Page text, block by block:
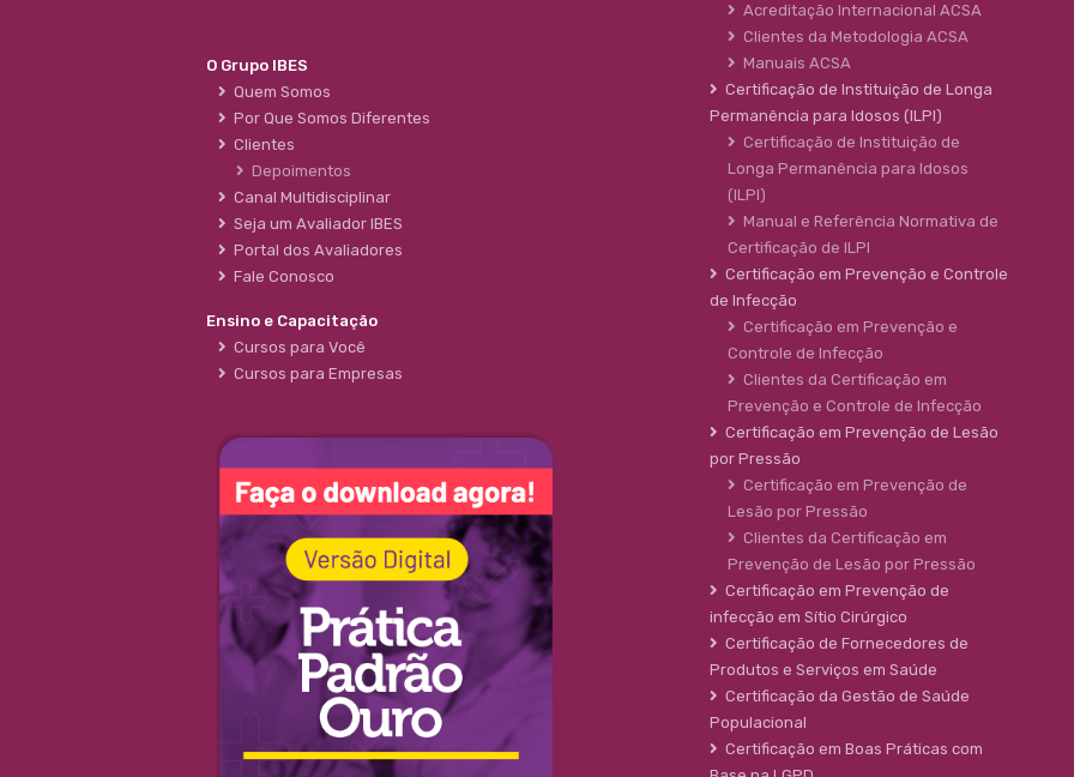
O Grupo IBES
Quem Somos
Por Que Somos Diferentes
Clientes
Depoimentos
Canal Multidisciplinar
Seja um Avaliador IBES
Portal dos Avaliadores
Fale Conosco
Ensino e Capacitação
Cursos para Você
Cursos para Empresas
Acreditação Internacional ACSA
Clientes da Metodologia ACSA
Manuais ACSA
Certificação de Instituição de Longa
Permanência para Idosos (ILPI)
Certificação de Instituição de
Longa Permanência para Idosos
(ILPI)
Manual e Referência Normativa de
Certificação de ILPI
Certificação em Prevenção e Controle
de Infecção
Certificação em Prevenção e
Controle de Infecção
Clientes da Certificação em
Prevenção e Controle de Infecção
Certificação em Prevenção de Lesão
por Pressão
Certificação em Prevenção de
Lesão por Pressão
Clientes da Certificação em
Prevenção de Lesão por Pressão
Certificação em Prevenção de
infecção em Sítio Cirúrgico
Certificação de Fornecedores de
Produtos e Serviços em Saúde
Certificação da Gestão de Saúde
Populacional
Certificação em Boas Práticas com